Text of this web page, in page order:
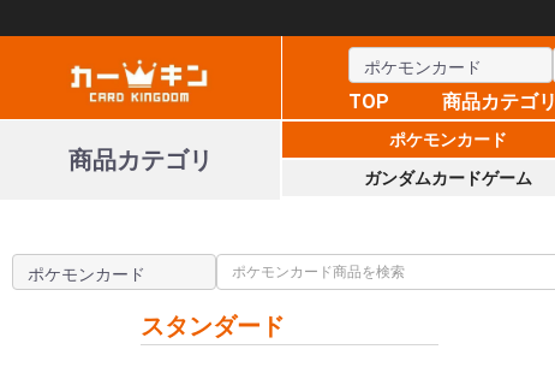
TOP 商品カテゴリ
商品カテゴリ
ポケモンカード
ガンダムカードゲーム
スタンダード